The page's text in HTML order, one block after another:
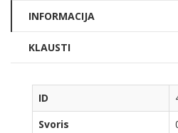
INFORMACIJA
KLAUSTI
ID
Svoris